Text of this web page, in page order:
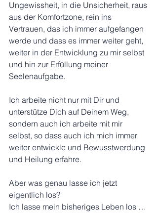
Ungewissheit, in die Unsicherheit, raus
aus der Komfortzone, rein ins
Vertrauen, das ich immer aufgefangen
werde und dass es immer weiter geht,
weiter in der Entwicklung zu mir selbst
und hin zur Erfüllung meiner
Seelenaufgabe.
Ich arbeite nicht nur mit Dir und
unterstütze Dich auf Deinem Weg,
sondern auch ich arbeite mit mir
selbst, so dass auch ich mich immer
weiter entwickle und Bewusstwerdung
und Heilung erfahre.
Aber was genau lasse ich jetzt
eigentlich los?
Ich lasse mein bisheriges Leben los …